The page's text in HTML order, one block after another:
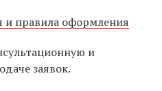
правила оформления
и
заявок.